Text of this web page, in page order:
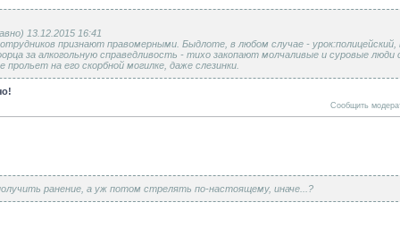
13.12.2015 16:41
признают правомерными. Быдлоте, в любом случае - урок:полицейский,
за алкогольную справедливость - тихо закопают молчаливые и суровые люди
на его скорбной могилке, даже слезинки.
Сообщить
ранение, а уж потом стрелять по-настоящему, иначе...?